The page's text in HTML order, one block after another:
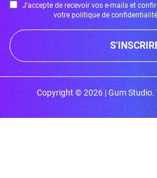
J'accepte de recevoir vos e-mails et
votre politique de
Copyright © 2026 | Gum Studio.